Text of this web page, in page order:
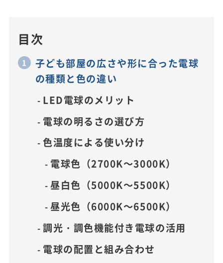
目次
子ども部屋の広さや形に合った電球
の種類と色の違い
LED電球のメリット
電球の明るさの選び方
色温度による使い分け
電球色（2700K～3000K）
昼白色（5000K～5500K）
昼光色（6000K～6500K）
調光・調色機能付き電球の活用
電球の配置と組み合わせ